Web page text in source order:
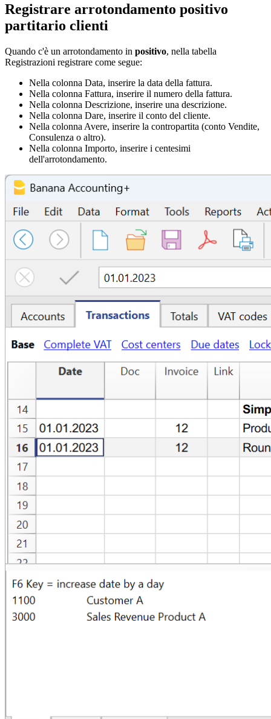
Registrare arrotondamento positivo
partitario clienti
Quando c'è un arrotondamento in positivo, nella tabella
Registrazioni registrare come segue:
Nella colonna Data, inserire la data della fattura.
Nella colonna Fattura, inserire il numero della fattura.
Nella colonna Descrizione, inserire una descrizione.
Nella colonna Dare, inserire il conto del cliente.
Nella colonna Avere, inserire la contropartita (conto Vendite,
Consulenza o altro).
Nella colonna Importo, inserire i centesimi
dell'arrotondamento.